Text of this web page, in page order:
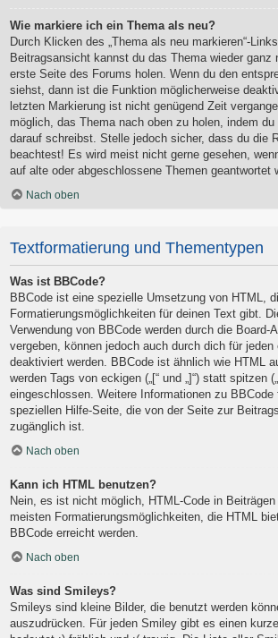
Wie markiere ich ein Thema als neu?
Durch Klicken des „Thema als neu markieren“-
Beitragsansicht kannst du das Thema wieder ganz
erste Seite des Forums holen. Wenn du den
siehst, dann ist die Funktion möglicherweise
letzten Markierung ist nicht genügend Zeit
möglich, das Thema nach oben zu holen, indem
darauf schreibst. Stelle jedoch sicher, dass du die
beachtest! Es wird meist nicht gerne gesehen,
auf alte oder abgeschlossene Themen geantwortet
Nach oben
Textformatierung und Thementypen
Was ist BBCode?
BBCode ist eine spezielle Umsetzung von HTML,
Formatierungsmöglichkeiten für deinen Text gibt.
Verwendung von BBCode werden durch die Board-
vergeben, können jedoch auch durch dich für jeden
deaktiviert werden. BBCode ist ähnlich wie HTML
werden Tags von eckigen („[“ und „]“) statt spitzen
eingeschlossen. Weitere Informationen zu
speziellen Hilfe-Seite, die von der Seite zur
zugänglich ist.
Nach oben
Kann ich HTML benutzen?
Nein, es ist nicht möglich, HTML-Code in
meisten Formatierungsmöglichkeiten, die HTML
BBCode erreicht werden.
Nach oben
Was sind Smileys?
Smileys sind kleine Bilder, die benutzt werden
auszudrücken. Für jeden Smiley gibt es einen